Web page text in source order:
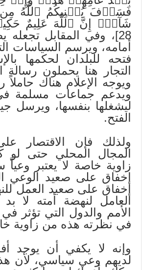
فَسَوۡفَ يُغۡنِيكُمُ ٱللَّهُ
28]، وفي المقابل تجعله
أمامه، ويرسم السياسات
فتحه للبلدان لحكمها
التجار هنا يحملون رسالة
ويوجه الإعلام هناك حاملاً
ويدعم جماعات مسلمة
ليشغلها بنفسها، ويرسل
الفتح.
ولذلك فإن الاقتصار
المجال المحلي حتى لو
زاوية خاصة لا يعتبر وعياً
إخفاق على صعيد الوعي
إخفاق على صعيد العمل
العامل لنهضة أمته لا
الأمم والدول التي تؤثر
في نظرته هذه من زاوية
وإنه لا يكفي أن يوجد
لديهم وعي سياسي، لأن